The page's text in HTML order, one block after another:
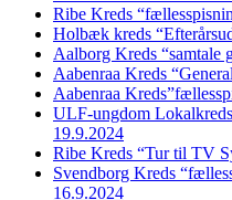
Ribe Kreds
Holbæk kreds
Aalborg Kreds “samtale
Aabenraa Kreds
Aabenraa
ULF-ungdom
19.9.2024
Ribe Kreds “Tur til TV
Svendborg Kreds
16.9.2024